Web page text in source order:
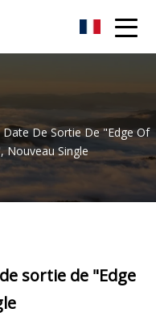
Date De Sortie De "Edge Of
Nouveau Single
sortie de "Edge